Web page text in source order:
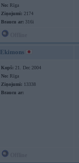
No: Rīga
Ziņojumi: 2174
Braucu ar: 316i
Ekimons
Kopš: 21. Dec 2004
No: Rīga
Ziņojumi: 13338
Braucu ar: